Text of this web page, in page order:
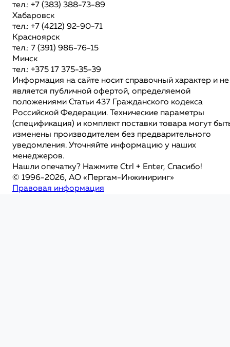
тел.: +7 (383) 388-73-89
Хабаровск
тел.: +7 (4212) 92-90-71
Красноярск
тел.: 7 (391) 986-76-15
Минск
тел.: +375 17 375-35-39
Информация на сайте носит справочный характер и не
является публичной офертой, определяемой
положениями Статьи 437 Гражданского кодекса
Российской Федерации. Технические параметры
(спецификация) и комплект поставки товара могут
изменены производителем без предварительного
уведомления. Уточняйте информацию у наших
менеджеров.
Нашли опечатку? Нажмите Ctrl + Enter, Спасибо!
© 1996-2026, АО «Пергам-Инжиниринг»
Правовая информация